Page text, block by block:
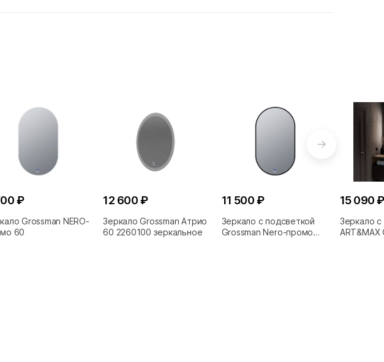
₽
Grossman NERO-
60
12 600 ₽
Зеркало Grossman Атрио
60 2260100 зеркальное
11 500 ₽
Зеркало с подсветкой
Grossman Nero-промо
15 090 ₽
Зеркало
ART&MAX